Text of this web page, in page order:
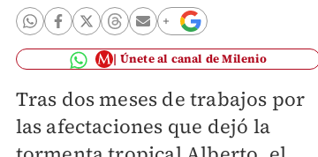
Únete al canal de Milenio
Tras dos meses de trabajos por
las afectaciones que dejó la